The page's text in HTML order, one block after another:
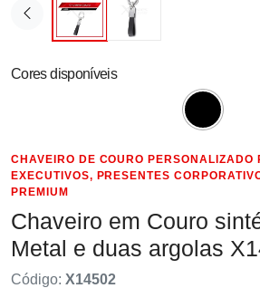
Cores disponíveis
CHAVEIRO DE COURO PERSONALIZADO
EXECUTIVOS, PRESENTES
PREMIUM
Chaveiro em Couro
Metal e duas argolas
Código: X14502